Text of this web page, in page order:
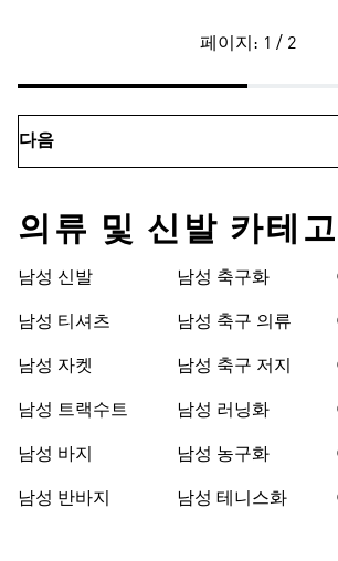
페이지: 1 / 2
다음
의류 및 신발 카테고
남성 신발
남성 티셔츠
남성 자켓
남성 트랙수트
남성 바지
남성 반바지
남성 축구화
남성 축구 의류
남성 축구 저지
남성 러닝화
남성 농구화
남성 테니스화